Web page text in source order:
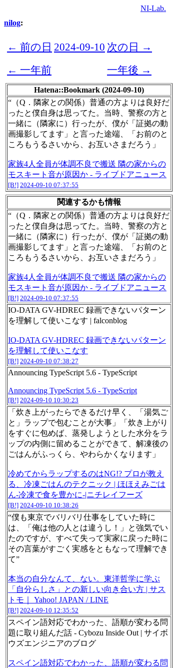
NI-Lab.
nilog:
← 前の日 2024-09-10 次の日 →
← 一年前
一年後 →
Hatena::Bookmark (2024-09-10)
“（Q．隣家との関係）普通の方よりは良好だ
ったと僕自身は思ってた。当時、警察の方と
一緒に（隣家に）行ったが、僕が「証拠の動
画撮影してます」と言った途端、「お前のと
ころもうるさいから、お互いさまだろう」
家族4人全員が体調不良で搬送 隣の家からの
モスキート音が原因か - ライブドアニュース
[B!] 2024-09-10 07:37:55
関連するかも情報
“（Q．隣家との関係）普通の方よりは良好だ
ったと僕自身は思ってた。当時、警察の方と
一緒に（隣家に）行ったが、僕が「証拠の動
画撮影してます」と言った途端、「お前のと
ころもうるさいから、お互いさまだろう」
家族4人全員が体調不良で搬送 隣の家からの
モスキート音が原因か - ライブドアニュース
[B!] 2024-09-10 07:37:55
IO-DATA GV-HDREC 録画できないパターン
を理解して使いこなす | falconblog
IO-DATA GV-HDREC 録画できないパターン
を理解して使いこなす
[B!] 2024-09-10 07:38:27
Announcing TypeScript 5.6 - TypeScript
Announcing TypeScript 5.6 - TypeScript
[B!] 2024-09-10 10:30:23
「炊き上がったらできるだけ早く、「湯気ご
と」ラップで包むことが大事」「炊き上がり
をすぐに包めば、蒸発しようとした水分をラ
ップの内側に留めることができて、解凍後の
ごはんがふっくら、やわらかくなります」
冷めてからラップするのはNG!? プロが教え
る、冷凍ごはんのテクニック | ほほえみごは
ん-冷凍で食を豊かに-|ニチレイフーズ
[B!] 2024-09-10 10:38:26
“僕も東京でバリバリ仕事をしていた時に
は、「俺は他の人とは違うし！」と強気でい
たのですが、すべて失って実家に戻った時に
その言葉がすごく実感をともなって理解でき
て”
本当の自分なんて、ない。東洋哲学に学ぶ
「自分らしさ」との新しい向き合い方 | サス
トモ｜ Yahoo! JAPAN / LINE
[B!] 2024-09-10 12:35:52
スペイン語対応でわかった、語順が変わる問
題に取り組んだ話 - Cybozu Inside Out | サイボ
ウズエンジニアのブログ
スペイン語対応でわかった、語順が変わる問